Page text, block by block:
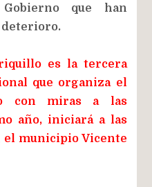
que han
deterioro.
es la tercera
que organiza el
con miras a las
año, iniciará a las
el municipio Vicente